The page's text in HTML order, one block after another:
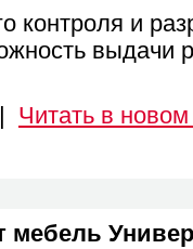
контроля и
выдачи
Читать в новом
мебель